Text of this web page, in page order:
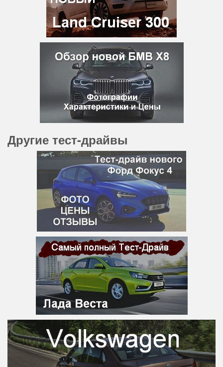
Другие тест-драйвы